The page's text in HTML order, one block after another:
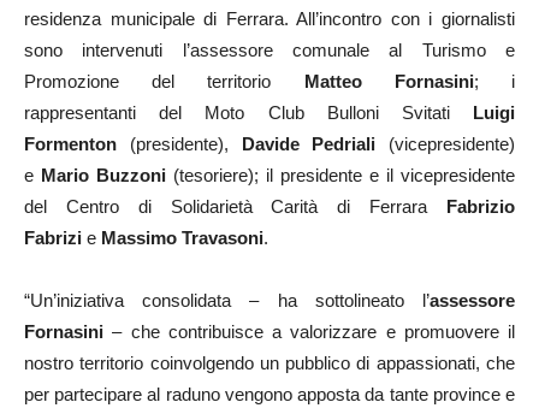
residenza municipale di Ferrara. All’incontro con i giornalisti
sono intervenuti l’assessore comunale al Turismo e
Promozione del territorio Matteo Fornasini; i
rappresentanti del Moto Club Bulloni Svitati Luigi
Formenton (presidente), Davide Pedriali (vicepresidente)
e Mario Buzzoni (tesoriere); il presidente e il vicepresidente
del Centro di Solidarietà Carità di Ferrara Fabrizio
Fabrizi e Massimo Travasoni.
“Un’iniziativa consolidata – ha sottolineato l’assessore
Fornasini – che contribuisce a valorizzare e promuovere il
nostro territorio coinvolgendo un pubblico di appassionati, che
per partecipare al raduno vengono apposta da tante province e